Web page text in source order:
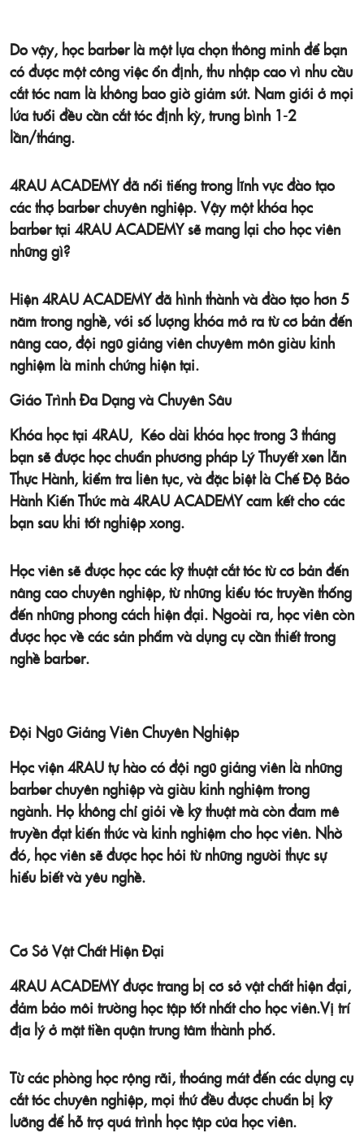
Do vậy, học barber là một lựa chọn thông minh để bạn
có được một công việc ổn định, thu nhập cao vì nhu cầu
cắt tóc nam là không bao giờ giảm sút. Nam giới ở mọi
lứa tuổi đều cần cắt tóc định kỳ, trung bình 1-2
lần/tháng.
4RAU ACADEMYđã nổi tiếng trong lĩnh vực đào tạo
các thợ barber chuyên nghiệp. Vậy một khóa học
barber tại 4RAU ACADEMYsẽ mang lại cho học viên
những gì?
Hiện 4RAU ACADEMYđã hình thành và đào tạo hơn 5
năm trong nghề, với số lượng khóa mở ra từ cơ bản đến
nâng cao, đội ngũ giảng viên chuyêm môn giàu kinh
nghiệm là minh chứng hiện tại.
Giáo Trình Đa Dạng và Chuyên Sâu
Khóa học tại 4RAU, Kéo dài khóa học trong 3 tháng
bạn sẽ được học chuẩn phương pháp Lý Thuyết xen lẫn
Thực Hành, kiểm tra liên tục, và đặc biệt là Chế Độ Bảo
Hành Kiến Thức mà 4RAU ACADEMY cam kết cho các
bạn sau khi tốt nghiệp xong.
Học viên sẽ được học các kỹ thuật cắt tóc từ cơ bản đến
nâng cao chuyên nghiệp, từ những kiểu tóc truyền thống
đến những phong cách hiện đại. Ngoài ra, học viên còn
được học về các sản phẩm và dụng cụ cần thiết trong
nghề barber.
Đội Ngũ Giảng Viên Chuyên Nghiệp
Học viện 4RAU tự hào có đội ngũ giảng viên là những
barber chuyên nghiệp và giàu kinh nghiệm trong
ngành. Họ không chỉ giỏi về kỹ thuật mà còn đam mê
truyền đạt kiến thức và kinh nghiệm cho học viên. Nhờ
đó, học viên sẽ được học hỏi từ những người thực sự
hiểu biết và yêu nghề.
Cơ Sở Vật Chất Hiện Đại
4RAU ACADEMYđược trang bị cơ sở vật chất hiện đại,
đảm bảo môi trường học tập tốt nhất cho học viên.Vị trí
địa lý ở mặt tiền quận trung tâm thành phố.
Từ các phòng học rộng rãi, thoáng mát đến các dụng cụ
cắt tóc chuyên nghiệp, mọi thứ đều được chuẩn bị kỹ
lưỡng để hỗ trợ quá trình học tập của học viên.